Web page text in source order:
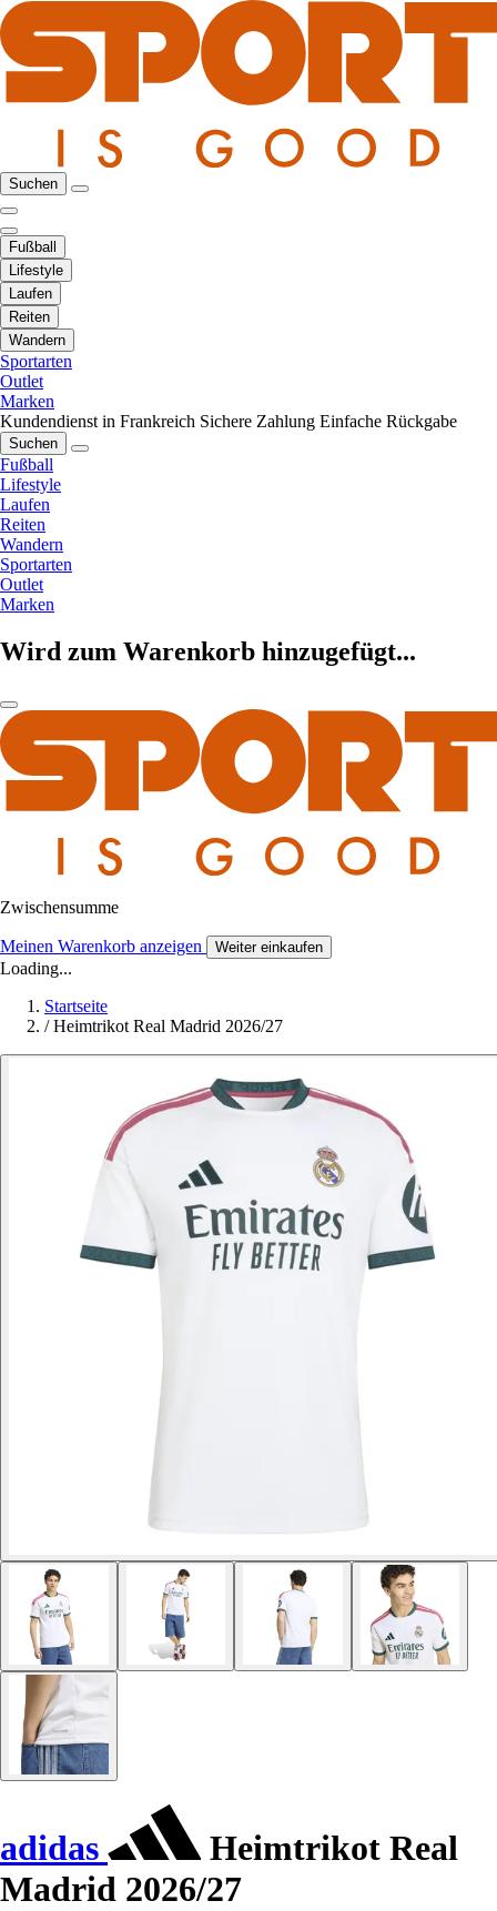
Suchen
Fußball
Lifestyle
Laufen
Reiten
Wandern
Sportarten
Outlet
Marken
Kundendienst in Frankreich Sichere Zahlung Einfache Rückgabe
Suchen
Fußball
Lifestyle
Laufen
Reiten
Wandern
Sportarten
Outlet
Marken
Wird zum Warenkorb hinzugefügt...
Zwischensumme
Meinen Warenkorb anzeigen Weiter einkaufen
Loading...
Startseite
/ Heimtrikot Real Madrid 2026/27
adidas
Heimtrikot Real
Madrid 2026/27